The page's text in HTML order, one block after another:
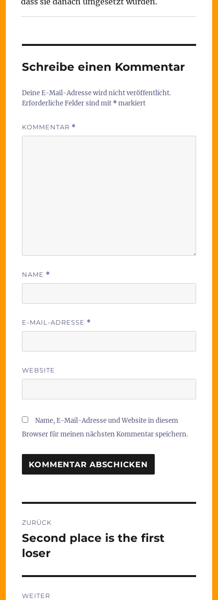
Schreibe einen Kommentar
Deine E-Mail-Adresse wird nicht veröffentlicht.
Erforderliche Felder sind mit *markiert
KOMMENTAR *
NAME *
E-MAIL-ADRESSE *
WEBSITE
Name, E-Mail-Adresse und Website in diesem
Browser für meinen nächsten Kommentar speichern.
ZURÜCK
Vorheriger
Beitrag:
Second place is the first
loser
WEITER